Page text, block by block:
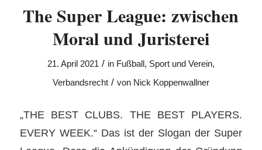
The Super League: zwischen
Moral und Juristerei
21. April 2021 / in Fußball , Sport und Verein,
Verbandsrecht / von Nick Koppenwallner
„THE BEST CLUBS. THE BEST PLAYERS.
EVERY WEEK.“ Das ist der Slogan der Super